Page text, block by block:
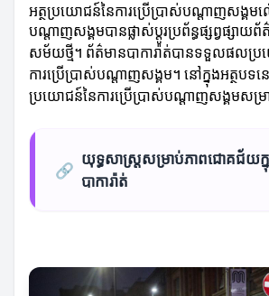
អត្ថប្រយោជន៍នៃការប្រើប្រាស់បណ្តាញសង្គមល
បណ្តាញសង្គមបានផ្លាស់ប្តូរប្រព័ន្ធផ្សព្វផ្សាយព័
សម័យថ្មី។ ព័ត៌មានបាការ៉ាត់បានទទួលផលប្
ការប្រើប្រាស់បណ្តាញសង្គម។ នៅក្នុងអត្ថបទ
ប្រយោជន៍នៃការប្រើប្រាស់បណ្តាញសង្គមសម្រ
🔗
យុទ្ធសាស្ត្រសម្រាប់ភាពជោគជ័យក្នុង
បាការ៉ាត់